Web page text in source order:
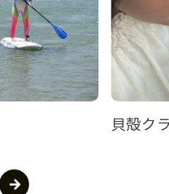
貝殻ク